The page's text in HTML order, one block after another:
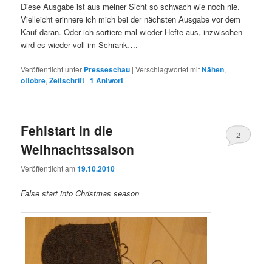
Diese Ausgabe ist aus meiner Sicht so schwach wie noch nie.
Vielleicht erinnere ich mich bei der nächsten Ausgabe vor dem
Kauf daran. Oder ich sortiere mal wieder Hefte aus, inzwischen
wird es wieder voll im Schrank….
Veröffentlicht unter Presseschau |Verschlagwortet mitNähen,
ottobre,Zeitschrift |1 Antwort
Fehlstart in die
Weihnachtssaison
Veröffentlicht am19.10.2010
2
False start into Christmas season